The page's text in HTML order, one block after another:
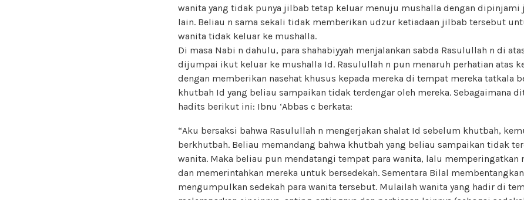
wanita yang tidak punya jilbab tetap keluar menuju mushalla dengan dipinjami
lain. Beliau n sama sekali tidak memberikan udzur ketiadaan jilbab tersebut
wanita tidak keluar ke mushalla.
Di masa Nabi n dahulu, para shahabiyyah menjalankan sabda Rasulullah n di
dijumpai ikut keluar ke mushalla Id. Rasulullah n pun menaruh perhatian atas
dengan memberikan nasehat khusus kepada mereka di tempat mereka tatkala
khutbah Id yang beliau sampaikan tidak terdengar oleh mereka. Sebagaimana
hadits berikut ini: Ibnu ‘Abbas c berkata:
“Aku bersaksi bahwa Rasulullah n mengerjakan shalat Id sebelum khutbah,
berkhutbah. Beliau memandang bahwa khutbah yang beliau sampaikan tidak
wanita. Maka beliau pun mendatangi tempat para wanita, lalu memperingatkan
dan memerintahkan mereka untuk bersedekah. Sementara Bilal
mengumpulkan sedekah para wanita tersebut. Mulailah wanita yang hadir di